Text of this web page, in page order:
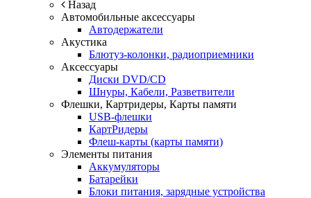
Назад
Автомобильные аксессуары
Автодержатели
Акустика
Блютуз-колонки, радиоприемники
Аксессуары
Диски DVD/CD
Шнуры, Кабели, Разветвители
Флешки, Картридеры, Карты памяти
USB-флешки
КартРидеры
Флеш-карты (карты памяти)
Элементы питания
Аккумуляторы
Батарейки
Блоки питания, зарядные устройства